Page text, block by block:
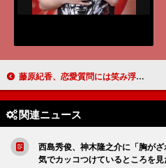
藤原紀香、恋愛質問には笑み浮かべ無言 「エミールに恋しています」
関連ニュース
西島秀俊、神木隆之介に「胸が
気でカッコつけているところを見